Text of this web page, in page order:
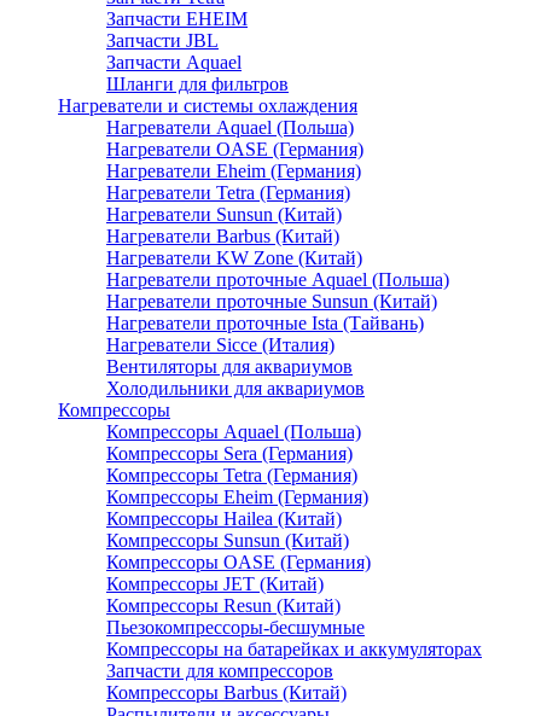
Запчасти EHEIM
Запчасти JBL
Запчасти Aquael
Шланги для фильтров
Нагреватели и системы охлаждения
Нагреватели Aquael (Польша)
Нагреватели OASE (Германия)
Нагреватели Eheim (Германия)
Нагреватели Tetra (Германия)
Нагреватели Sunsun (Китай)
Нагреватели Barbus (Китай)
Нагреватели KW Zone (Китай)
Нагреватели проточные Aquael (Польша)
Нагреватели проточные Sunsun (Китай)
Нагреватели проточные Ista (Тайвань)
Нагреватели Sicce (Италия)
Вентиляторы для аквариумов
Холодильники для аквариумов
Компрессоры
Компрессоры Aquael (Польша)
Компрессоры Sera (Германия)
Компрессоры Tetra (Германия)
Компрессоры Eheim (Германия)
Компрессоры Hailea (Китай)
Компрессоры Sunsun (Китай)
Компрессоры OASE (Германия)
Компрессоры JET (Китай)
Компрессоры Resun (Китай)
Пьезокомпрессоры-бесшумные
Компрессоры на батарейках и аккумуляторах
Запчасти для компрессоров
Компрессоры Barbus (Китай)